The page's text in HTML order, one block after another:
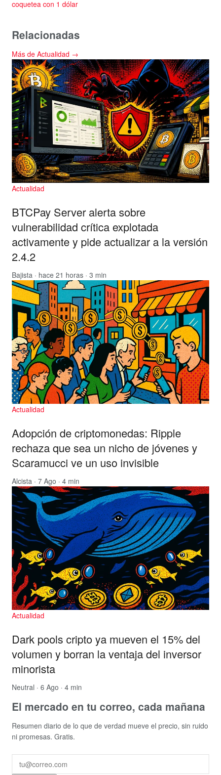
coquetea con 1 dólar
Relacionadas
Más de Actualidad →
Actualidad
BTCPay Server alerta sobre
vulnerabilidad crítica explotada
activamente y pide actualizar a la versión
2.4.2
Bajista · hace 21 horas · 3 min
Actualidad
Adopción de criptomonedas: Ripple
rechaza que sea un nicho de jóvenes y
Scaramucci ve un uso invisible
Alcista · 7 Ago · 4 min
Actualidad
Dark pools cripto ya mueven el 15% del
volumen y borran la ventaja del inversor
minorista
Neutral · 6 Ago · 4 min
El mercado en tu correo, cada mañana
Resumen diario de lo que de verdad mueve el precio, sin ruido
ni promesas. Gratis.